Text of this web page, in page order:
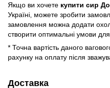
Якщо ви хочете купити сир
Україні, можете зробити
замовлення можна додати
створити оптимальні умови
* Точна вартість даного
рахунку на оплату після
Доставка